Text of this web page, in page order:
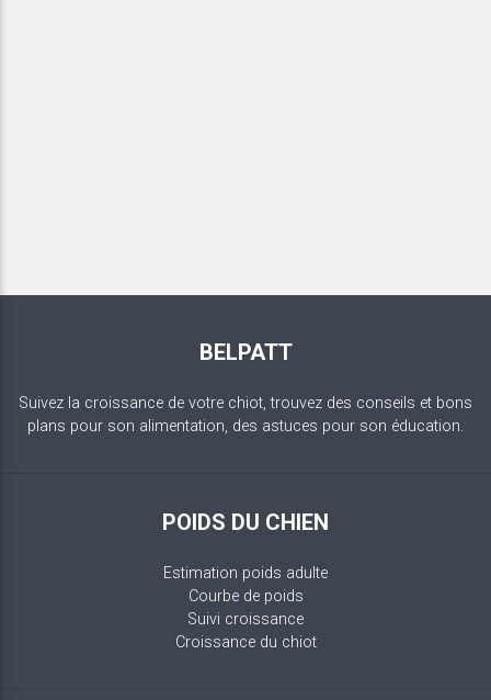
BELPATT
Suivez la croissance de votre chiot, trouvez des conseils et bons
plans pour son alimentation, des astuces pour son éducation.
POIDS DU CHIEN
Estimation poids adulte
Courbe de poids
Suivi croissance
Croissance du chiot